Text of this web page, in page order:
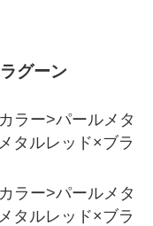
グーン
ラー>パールメタ
タルレッド×ブラ
ラー>パールメタ
タルレッド×ブラ